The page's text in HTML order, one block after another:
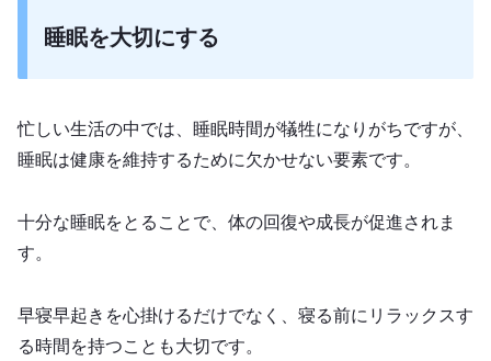
睡眠を大切にする
忙しい生活の中では、睡眠時間が犠牲になりがちですが、
睡眠は健康を維持するために欠かせない要素です。
十分な睡眠をとることで、体の回復や成長が促進されま
す。
早寝早起きを心掛けるだけでなく、寝る前にリラックスす
る時間を持つことも大切です。